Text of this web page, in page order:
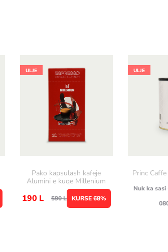
ULJE
Pako kapsulash kafeje
Alumini e kuqe Millenium
KURSE 68%
590L
190 L
ULJE
Princ
Nuk ka